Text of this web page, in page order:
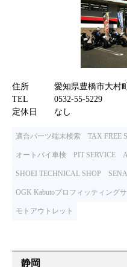
住所
愛知県豊橋市大村
TEL
0532-55-5229
定休日
なし
適合パーツ端末検索 TAX FREE
オートバイ車検 PIT SERVICE
SHOEI TECHNICAL SHOP
OGK Kabutoプロフィッティング
モトアウトレット
静岡